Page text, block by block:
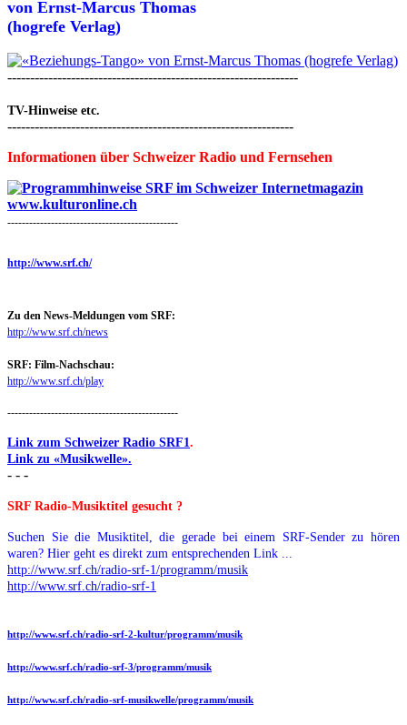
von Ernst-Marcus Thomas
(hogrefe Verlag)
----------------------------------------------------------------
TV-Hinweise etc.
---------------------------------------------------------------
Informationen über Schweizer Radio und Fernsehen
-----------------------------------------------
http://www.srf.ch/
Zu den News-Meldungen vom SRF:
http://www.srf.ch/news
SRF: Film-Nachschau:
http://www.srf.ch/play
-----------------------------------------------
Link zum Schweizer Radio SRF1 .
Link zu «Musikwelle».
- - -
SRF Radio-Musiktitel gesucht ?
Suchen Sie die Musiktitel, die gerade bei einem SRF-Sender zu hören
waren? Hier geht es direkt zum entsprechenden Link ...
http://www.srf.ch/radio-srf-1/programm/musik
http://www.srf.ch/radio-srf-1
http://www.srf.ch/radio-srf-2-kultur/programm/musik
http://www.srf.ch/radio-srf-3/programm/musik
http://www.srf.ch/radio-srf-musikwelle/programm/musik